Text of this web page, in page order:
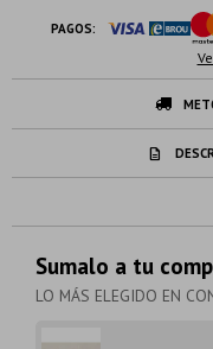
PAGOS:
Sumalo a tu
LO MÁS ELEGIDO EN